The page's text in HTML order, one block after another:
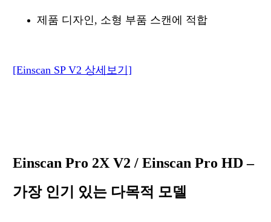
제품 디자인, 소형 부품 스캔에 적합
[Einscan SP V2 상세보기]
Einscan Pro 2X V2 / Einscan Pro HD –
가장 인기 있는 다목적 모델